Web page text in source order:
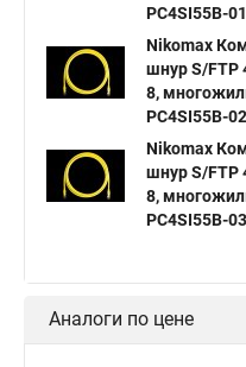
PC4SI55B-
Nikomax
шнур S/FTP
8,
PC4SI55B-
Nikomax
шнур S/FTP
8,
PC4SI55B-
Аналоги по цене